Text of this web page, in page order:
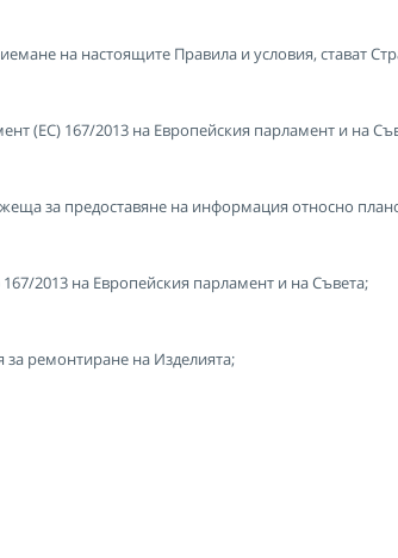
на настоящите Правила и условия, стават
(ЕС) 167/2013 на Европейския парламент и на
за предоставяне на информация относно
2013 на Европейския парламент и на Съвета;
за ремонтиране на Изделията;